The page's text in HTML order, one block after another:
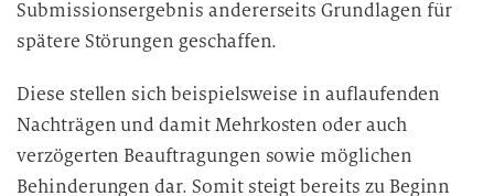
Submissionsergebnis andererseits Grundlagen für
spätere Störungen geschaffen.
Diese stellen sich beispielsweise in auflaufenden
Nachträgen und damit Mehrkosten oder auch
verzögerten Beauftragungen sowie möglichen
Behinderungen dar. Somit steigt bereits zu Beginn